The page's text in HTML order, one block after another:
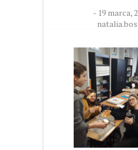
- 19 marca,